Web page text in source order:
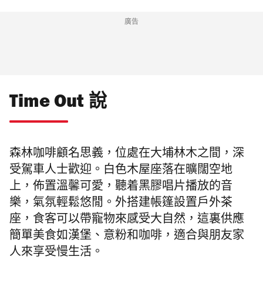
廣告
Time Out 說
森林咖啡顧名思義，位處在大埔林木之間，深
受駕車人士歡迎。白色木屋座落在曠闊空地
上，佈置溫馨可愛，聽着黑膠唱片播放的音
樂，氣氛輕鬆悠閒。外搭建帳篷設置戶外茶
座，食客可以帶寵物來感受大自然，這裏供應
簡單美食如漢堡、意粉和咖啡，適合與朋友家
人來享受慢生活。